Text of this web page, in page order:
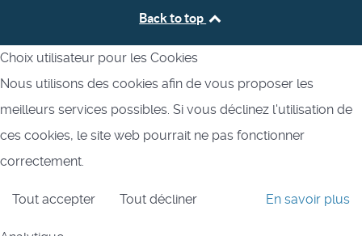
Back to top
Choix utilisateur pour les Cookies
Nous utilisons des cookies afin de vous proposer les
meilleurs services possibles. Si vous déclinez l'utilisation de
ces cookies, le site web pourrait ne pas fonctionner
correctement.
Tout accepter Tout décliner En savoir plus